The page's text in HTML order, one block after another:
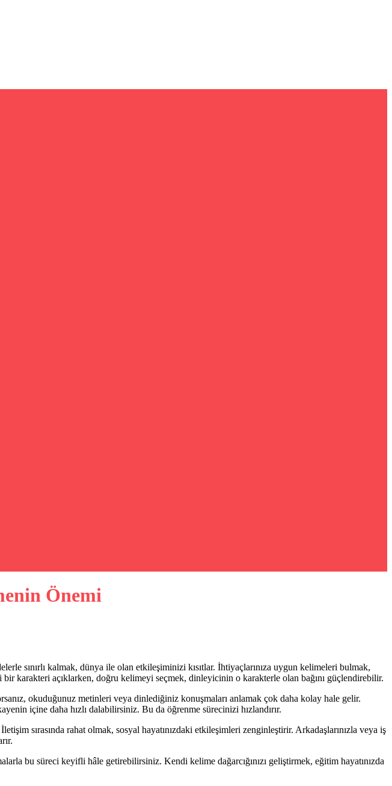
Önemi
sınırlı kalmak, dünya ile olan etkileşiminizi kısıtlar. İhtiyaçlarınıza uygun kelimeleri bulmak,
karakteri açıklarken, doğru kelimeyi seçmek, dinleyicinin o karakterle olan bağını güçlendirebilir.
okuduğunuz metinleri veya dinlediğiniz konuşmaları anlamak çok daha kolay hale gelir.
içine daha hızlı dalabilirsiniz. Bu da öğrenme sürecinizi hızlandırır.
sırasında rahat olmak, sosyal hayatınızdaki etkileşimleri zenginleştirir. Arkadaşlarınızla veya iş
bu süreci keyifli hâle getirebilirsiniz. Kendi kelime dağarcığınızı geliştirmek, eğitim hayatınızda